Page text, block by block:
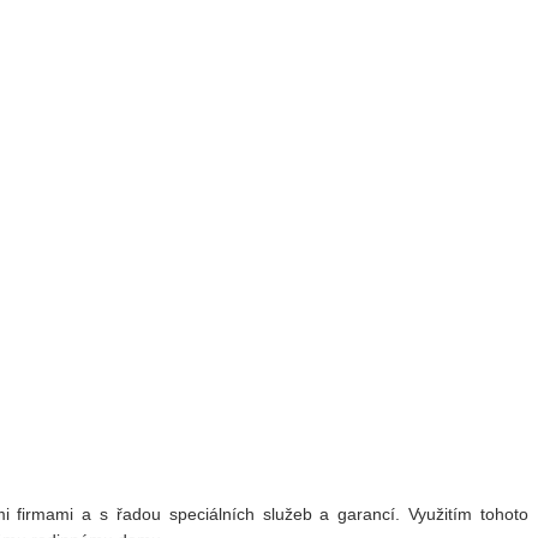
firmami a s řadou speciálních služeb a garancí. Využitím tohoto